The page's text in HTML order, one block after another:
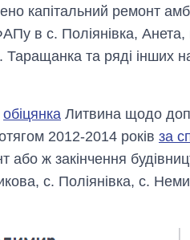
капітальний ремонт
в с. Поліянівка,
та ряді інших
обіцянка Литвина щодо
2012-2014 років за
або ж закінчення
с. Поліянівка, с.